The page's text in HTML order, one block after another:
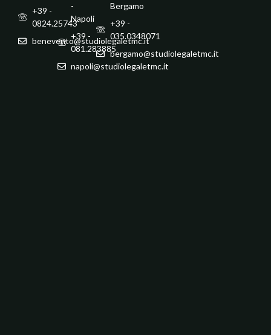
+39 -
0824.25743
benevento@studiolegaletmc.it
-
Napoli
+39 -
081.283885
napoli@studiolegaletmc.it
Bergamo
+39 -
035.0348071
bergamo@studiolegaletmc.it